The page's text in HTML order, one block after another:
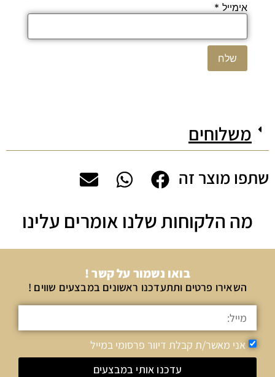
אימייל *
משלוחים
שתפו מוצר זה
מה הלקוחות שלנו אומרים עלינו
בואו נשמור על קשר !
השאירו פרטים ותתעדכנו ראשונים במבצעים שווים !
אני מאשר/ת קבלת דיוור פרסומי במייל
עדכנו אותי במבצעים